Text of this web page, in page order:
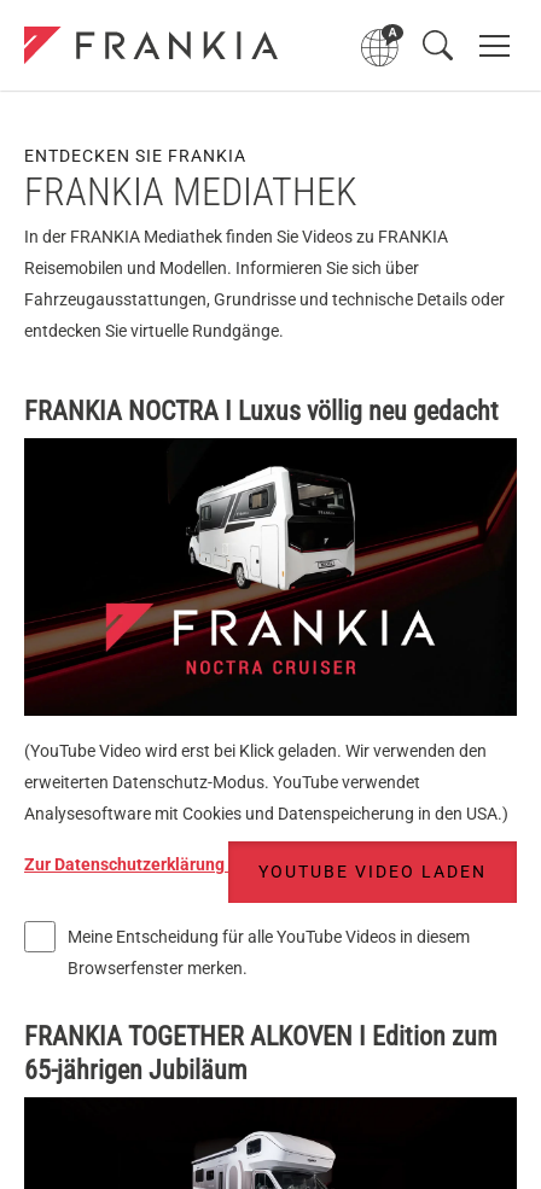
ENTDECKEN SIE FRANKIA
FRANKIA MEDIATHEK
In der FRANKIA Mediathek finden Sie Videos zu FRANKIA
Reisemobilen und Modellen. Informieren Sie sich über
Fahrzeugausstattungen, Grundrisse und technische Details oder
entdecken Sie virtuelle Rundgänge.
FRANKIA NOCTRA I Luxus völlig neu gedacht
(YouTube Video wird erst bei Klick geladen. Wir verwenden den
erweiterten Datenschutz-Modus. YouTube verwendet
Analysesoftware mit Cookies und Datenspeicherung in den USA.)
Zur Datenschutzerklärung YOUTUBE VIDEO LADEN
Meine Entscheidung für alle YouTube Videos in diesem
Browserfenster merken.
FRANKIA TOGETHER ALKOVEN I Edition zum
65-jährigen Jubiläum